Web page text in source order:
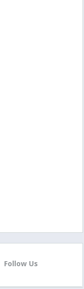
Follow Us